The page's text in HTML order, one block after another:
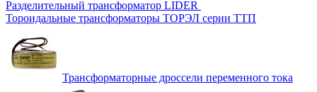
Разделительный трансформатор LIDER
Тороидальные трансформаторы ТОРЭЛ серии ТТП
Трансформаторные дроссели переменного тока